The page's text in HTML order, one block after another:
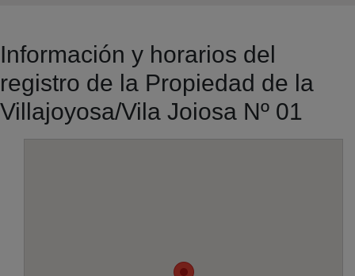
Información y horarios del
registro de la Propiedad de la
Villajoyosa/Vila Joiosa Nº 01